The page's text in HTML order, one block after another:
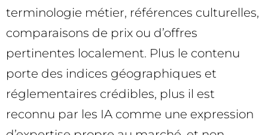
terminologie métier, références culturelles,
comparaisons de prix ou d’offres
pertinentes localement. Plus le contenu
porte des indices géographiques et
réglementaires crédibles, plus il est
reconnu par les IA comme une expression